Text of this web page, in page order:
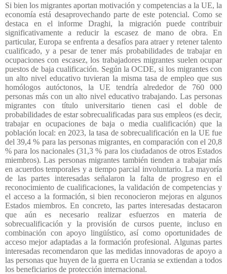
Si bien los migrantes aportan motivación y competencias a la UE, la
economía está desaprovechando parte de este potencial. Como se
destaca en el informe Draghi, la migración puede contribuir
significativamente a reducir la escasez de mano de obra. En
particular, Europa se enfrenta a desafíos para atraer y retener talento
cualificado, y a pesar de tener más probabilidades de trabajar en
ocupaciones con escasez, los trabajadores migrantes suelen ocupar
puestos de baja cualificación. Según la OCDE, si los migrantes con
un alto nivel educativo tuvieran la misma tasa de empleo que sus
homólogos autóctonos, la UE tendría alrededor de 760 000
personas más con un alto nivel educativo trabajando. Las personas
migrantes con título universitario tienen casi el doble de
probabilidades de estar sobrecualificadas para sus empleos (es decir,
trabajar en ocupaciones de baja o media cualificación) que la
población local: en 2023, la tasa de sobrecualificación en la UE fue
del 39,4 % para las personas migrantes, en comparación con el 20,8
% para los nacionales (31,3 % para los ciudadanos de otros Estados
miembros). Las personas migrantes también tienden a trabajar más
en acuerdos temporales y a tiempo parcial involuntario. La mayoría
de las partes interesadas señalaron la falta de progreso en el
reconocimiento de cualificaciones, la validación de competencias y
el acceso a la formación, si bien reconocieron mejoras en algunos
Estados miembros. En concreto, las partes interesadas destacaron
que aún es necesario realizar esfuerzos en materia de
sobrecualificación y la provisión de cursos puente, incluso en
combinación con apoyo lingüístico, así como oportunidades de
acceso mejor adaptadas a la formación profesional. Algunas partes
interesadas recomendaron que las medidas innovadoras de apoyo a
las personas que huyen de la guerra en Ucrania se extiendan a todos
los beneficiarios de protección internacional.